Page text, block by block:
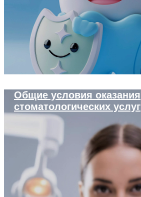
Общие условия оказания
стоматологических услуг